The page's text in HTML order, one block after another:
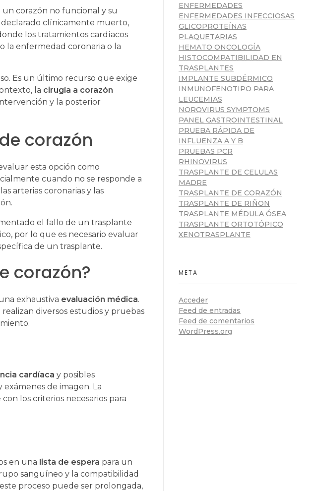
corazón no funcional y su
clínicamente muerto,
los tratamientos cardíacos
la enfermedad coronaria o la
Es un último recurso que exige
la cirugía a corazón
y la posterior
corazón
esta opción como
cuando no se responde a
arterias coronarias y las
el fallo de un trasplante
por lo que es necesario evaluar
de un trasplante.
corazón?
exhaustiva evaluación médica.
diversos estudios y pruebas
cardíaca y posibles
de imagen. La
los criterios necesarios para
en una lista de espera para un
sanguíneo y la compatibilidad
proceso puede ser prolongada,
ENFERMEDADES
ENFERMEDADES INFECCIOSAS
GLICOPROTEÍNAS
PLAQUETARIAS
HEMATO ONCOLOGÍA
HISTOCOMPATIBILIDAD EN
TRASPLANTES
IMPLANTE SUBDÉRMICO
INMUNOFENOTIPO PARA
LEUCEMIAS
NOROVIRUS SYMPTOMS
PANEL GASTROINTESTINAL
PRUEBA RÁPIDA DE
INFLUENZA A Y B
PRUEBAS PCR
RHINOVIRUS
TRASPLANTE DE CELULAS
MADRE
TRASPLANTE DE CORAZÓN
TRASPLANTE DE RIÑON
TRASPLANTE MÉDULA ÓSEA
TRASPLANTE ORTOTÓPICO
XENOTRASPLANTE
META
Acceder
Feed de entradas
Feed de comentarios
WordPress.org